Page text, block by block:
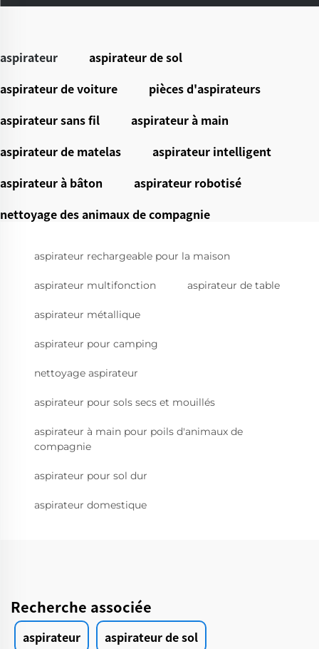
aspirateur
aspirateur de sol
aspirateur de voiture
pièces d'aspirateurs
aspirateur sans fil
aspirateur à main
aspirateur de matelas
aspirateur intelligent
aspirateur à bâton
aspirateur robotisé
nettoyage des animaux de compagnie
aspirateur rechargeable pour la maison
aspirateur multifonction aspirateur de table
aspirateur métallique
aspirateur pour camping
nettoyage aspirateur
aspirateur pour sols secs et mouillés
aspirateur à main pour poils d'animaux de
compagnie
aspirateur pour sol dur
aspirateur domestique
Recherche associée
aspirateur aspirateur de sol